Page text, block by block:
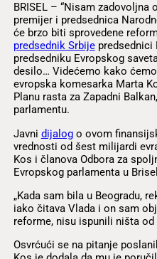
BRISEL – “Nisam
premijer i predsednica
će brzo biti sprovedene
predsednik Srbijepredsednici
predsedniku Evropskog
desilo… Videćemo kako
evropska komesarka Marta
Planu rasta za Zapadni
parlamentu.
Javni dijalogo ovom
vrednosti od šest milijardi
Kos i članova Odbora za
Evropskog parlamenta u
„Kada sam bila u Beogradu,
iako čitava Vlada i on sam
reforme, nisu ispunili ništa od
Osvrćući se na pitanje